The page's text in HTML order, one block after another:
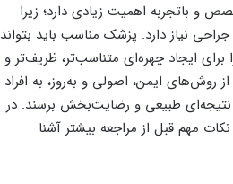
و باتجربه اهمیت زیادی دارد؛ زیرا
نیاز دارد. پزشک مناسب باید بتواند
ایجاد چهره‌ای متناسب‌تر، ظریف‌تر و
روش‌های ایمن، اصولی و به‌روز، به افراد
نتیجه‌ای طبیعی و رضایت‌بخش برسند. در
مهم قبل از مراجعه بیشتر آشنا